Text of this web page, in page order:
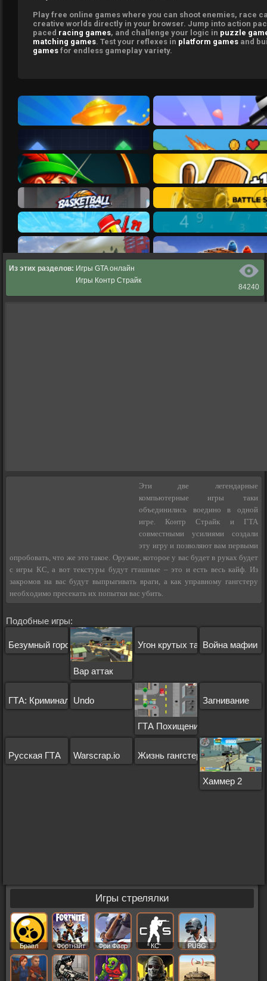
84240
Из этих разделов: Игры GTA онлайн
Игры Контр Страйк
Эти две легендарные
компьютерные игры таки
объединились воедино в одной
игре. Контр Страйк и ГТА
совместными усилиями создали
эту игру и позволяют вам первыми
опробовать, что же это такое. Оружие, которое у вас будет в руках будет
с игры КС, а вот текстуры будут гташные – это и есть весь кайф. Из
закромов на вас будут выпрыгивать враги, а как управному гангстеру
необходимо пресекать их попытки вас убить.
Подобные игры:
Безумный город Андреас
Вар аттак
Угон крутых тачекВойна мафии
ГТА: Криминальная Россия
Undo
ГТА Похищение
Загнивание
Русская ГТА Warscrap.io Жизнь гангстера
Хаммер 2
Игры стрелялки
Бравл
Старс
Фортнайт Фри Фаер КС PUBG